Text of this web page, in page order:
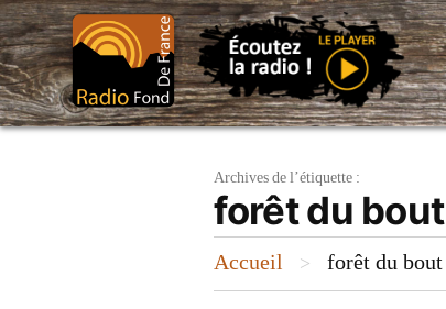
Aller
au
contenu
Archives de l’étiquette :
forêt du bout
Accueil > forêt du bout